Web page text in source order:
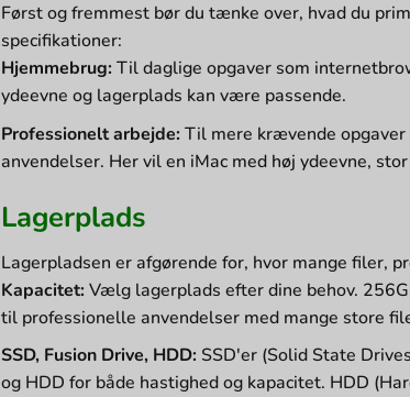
Først og fremmest bør du tænke over, hvad du
specifikationer:
Hjemmebrug:Til daglige opgaver som
ydeevne og lagerplads kan være passende.
Professionelt arbejde:Til mere krævende
anvendelser. Her vil en iMac med høj ydeevne,
Lagerplads
Lagerpladsen er afgørende for, hvor mange filer,
Kapacitet:Vælg lagerplads efter dine behov.
til professionelle anvendelser med mange store
SSD, Fusion Drive, HDD: SSD'er (Solid State
og HDD for både hastighed og kapacitet. HDD